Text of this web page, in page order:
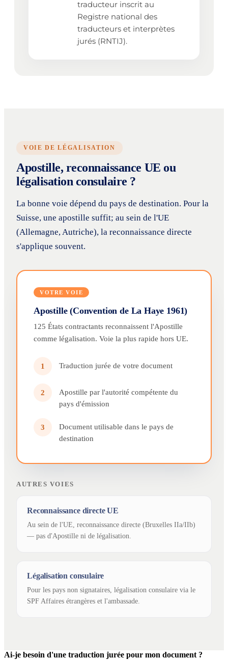
traducteur inscrit au
Registre national des
traducteurs et interprètes
jurés (RNTIJ).
VOIE DE LÉGALISATION
Apostille, reconnaissance UE ou
légalisation consulaire ?
La bonne voie dépend du pays de destination. Pour la
Suisse, une apostille suffit; au sein de l'UE
(Allemagne, Autriche), la reconnaissance directe
s'applique souvent.
VOTRE VOIE
Apostille (Convention de La Haye 1961)
125 États contractants reconnaissent l'Apostille
comme légalisation. Voie la plus rapide hors UE.
1 Traduction jurée de votre document
2
Apostille par l'autorité compétente du
pays d'émission
3
Document utilisable dans le pays de
destination
AUTRES VOIES
Reconnaissance directe UE
Au sein de l'UE, reconnaissance directe (Bruxelles IIa/IIb)
— pas d'Apostille ni de légalisation.
Légalisation consulaire
Pour les pays non signataires, légalisation consulaire via le
SPF Affaires étrangères et l'ambassade.
Ai-je besoin d'une traduction jurée pour mon document ?